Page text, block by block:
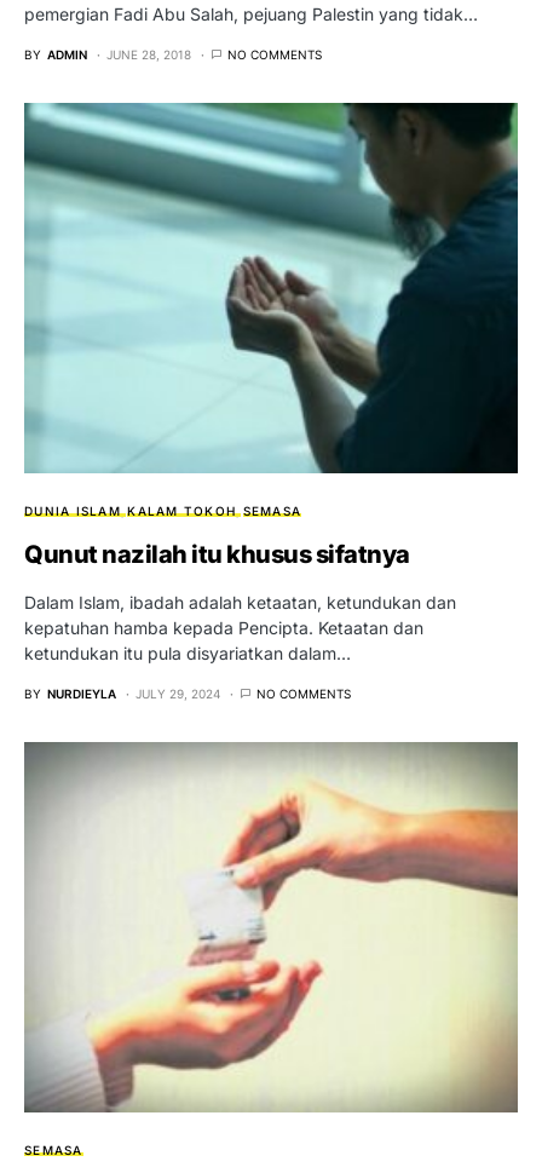
pemergian Fadi Abu Salah, pejuang Palestin yang tidak…
BY ADMIN JUNE 28, 2018 NO COMMENTS
DUNIA ISLAM KALAM TOKOH SEMASA
Qunut nazilah itu khusus sifatnya
Dalam Islam, ibadah adalah ketaatan, ketundukan dan
kepatuhan hamba kepada Pencipta. Ketaatan dan
ketundukan itu pula disyariatkan dalam…
BY NURDIEYLA JULY 29, 2024 NO COMMENTS
SEMASA